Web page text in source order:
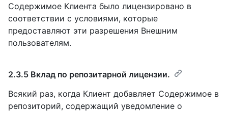
Содержимое Клиента было лицензировано в
соответствии с условиями, которые
предоставляют эти разрешения Внешним
пользователям.
2.3.5 Вклад по репозитарной лицензии.
Всякий раз, когда Клиент добавляет Содержимое в
репозиторий, содержащий уведомление о